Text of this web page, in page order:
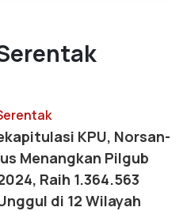
KPU, Norsan-
Menangkan Pilgub
Raih 1.364.563
di 12 Wilayah